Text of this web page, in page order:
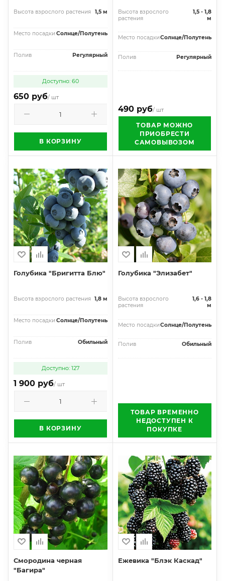
Высота взрослого растения 1,5 м
Место посадки Солнце/Полутень
Полив Регулярный
Доступно: 60
650 руб/ шт
В КОРЗИНУ
Высота взрослого
растения
1,5 - 1,8
м
Место посадкиСолнце/Полутень
Полив Регулярный
490 руб/ шт
ТОВАР МОЖНО
ПРИОБРЕСТИ
САМОВЫВОЗОМ
Голубика "Бригитта Блю"
Высота взрослого растения 1,8 м
Место посадки Солнце/Полутень
Полив Обильный
Доступно: 127
1 900 руб/ шт
В КОРЗИНУ
Голубика "Элизабет"
Высота взрослого
растения
1,6 - 1,8
м
Место посадкиСолнце/Полутень
Полив Обильный
ТОВАР ВРЕМЕННО
НЕДОСТУПЕН К
ПОКУПКЕ
Смородина черная
"Багира"
Ежевика "Блэк Каскад"